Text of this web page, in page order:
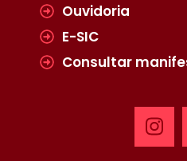
Ouvidoria
E-SIC
Consultar